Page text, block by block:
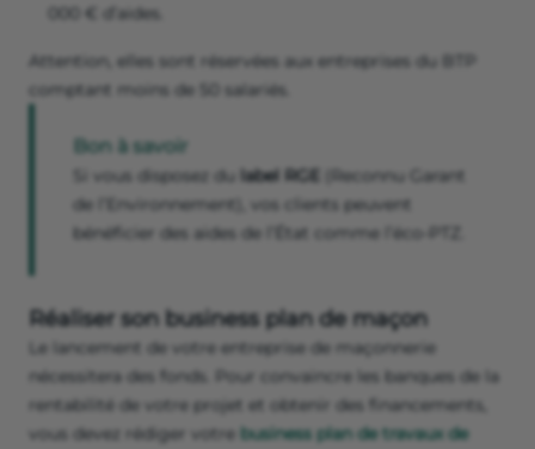
000 € d’aides.
Attention, elles sont réservées aux entreprises du BTP
comptant moins de 50 salariés.
Bon à savoir
Si vous disposez du label RGE
(Reconnu Garant
de l’Environnement), vos clients peuvent
bénéficier des aides de l’État comme l’éco-PTZ.
Réaliser son business plan de maçon
Le lancement de votre entreprise de maçonnerie
nécessitera des fonds. Pour convaincre les banques de la
rentabilité de votre projet et obtenir des financements,
vous devez rédiger votre business plan de travaux de